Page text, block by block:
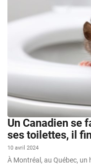
Un Canadien se
ses toilettes, il
10 avril 2024
À Montréal, au Québec,